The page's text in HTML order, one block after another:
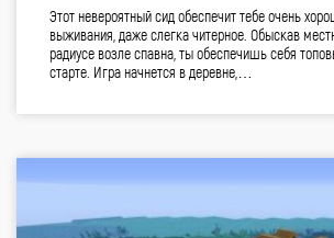
Этот невероятный сид обеспечит тебе очень
выживания, даже слегка читерное. Обыскав
радиусе возле спавна, ты обеспечишь себя
старте. Игра начнется в деревне,…